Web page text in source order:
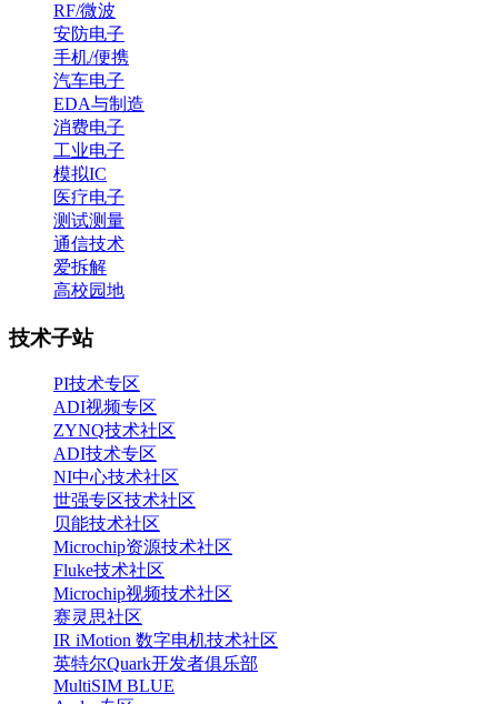
RF/微波
安防电子
手机/便携
汽车电子
EDA与制造
消费电子
工业电子
模拟IC
医疗电子
测试测量
通信技术
爱拆解
高校园地
技术子站
PI技术专区
ADI视频专区
ZYNQ技术社区
ADI技术专区
NI中心技术社区
世强专区技术社区
贝能技术社区
Microchip资源技术社区
Fluke技术社区
Microchip视频技术社区
赛灵思社区
IR iMotion 数字电机技术社区
英特尔Quark开发者俱乐部
MultiSIM BLUE